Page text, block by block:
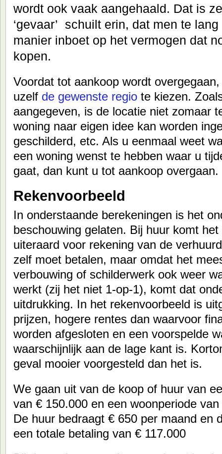
wordt ook vaak aangehaald. Dat is
‘gevaar’ schuilt erin, dat men te
manier inboet op het vermogen dat
kopen.
Voordat tot aankoop wordt
uzelf de gewenste regio te kiezen.
aangegeven, is de locatie niet zomaar
woning naar eigen idee kan worden
geschilderd, etc. Als u eenmaal weet
een woning wenst te hebben waar u
gaat, dan kunt u tot aankoop overgaan.
Rekenvoorbeeld
In onderstaande berekeningen is het
beschouwing gelaten. Bij huur komt
uiteraard voor rekening van de
zelf moet betalen, maar omdat het
verbouwing of schilderwerk ook weer
werkt (zij het niet 1-op-1), komt dat
uitdrukking. In het rekenvoorbeeld is
prijzen, hogere rentes dan waarvoor
worden afgesloten en een voorspelde
waarschijnlijk aan de lage kant is.
geval mooier voorgesteld dan het is.
We gaan uit van de koop of huur van
van € 150.000 en een woonperiode
De huur bedraagt € 650 per maand en
een totale betaling van € 117.000